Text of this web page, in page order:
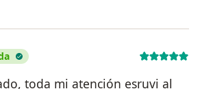
toda mi atención esruvi al